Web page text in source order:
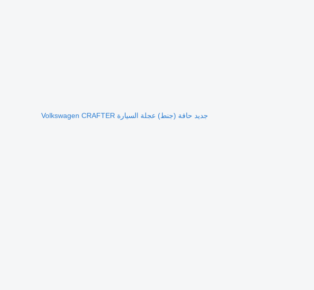
جديد حافة (جنط) عجلة السيارة Volkswagen CRAFTER